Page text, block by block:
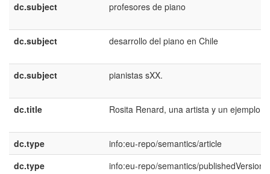
dc.subject profesores de piano
dc.subject desarrollo del piano en Chile
dc.subject pianistas sXX.
dc.title Rosita Renard, una artista y un ejemplo
dc.type
info:eu-repo/semantics/article
dc.type
info:eu-repo/semantics/publishedVersion